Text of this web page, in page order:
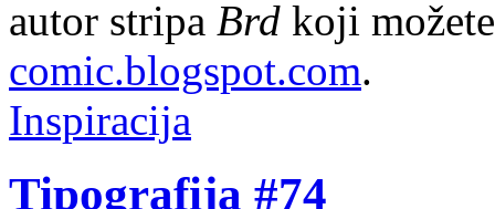
autor stripa Brd koji
comic.blogspot.com.
Inspiracija
Tipografija #74